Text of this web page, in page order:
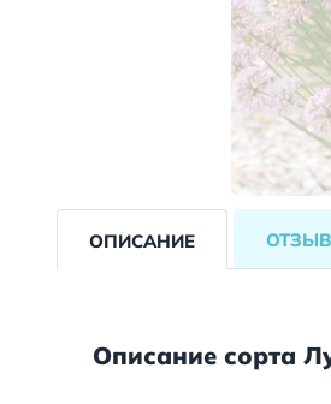
ОПИСАНИЕ
Описание сорта